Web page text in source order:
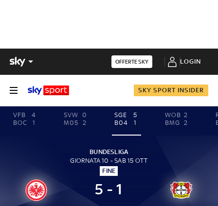
OFFERTE SKY LOGIN
SKY SPORT INSIDER
VFB
4
BOC
1
SVW 0
M05
2
SGE
5
B04
1
WOB 2
BMG 2
BUNDESLIGA
GIORNATA 10 - SAB 15 OTT
FINE
5 - 1